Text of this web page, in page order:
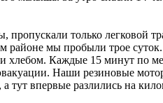
только легковой
мы пробыли трое
хлебом. Каждые 15 минут по
Наши резиновые
тут впервые разлились на